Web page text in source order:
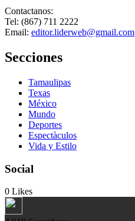
Contactanos:
Tel: (867) 711 2222
Email: editor.liderweb@gmail.com
Secciones
Tamaulipas
Texas
México
Mundo
Deportes
Espectàculos
Vida y Estilo
Social
0 Likes